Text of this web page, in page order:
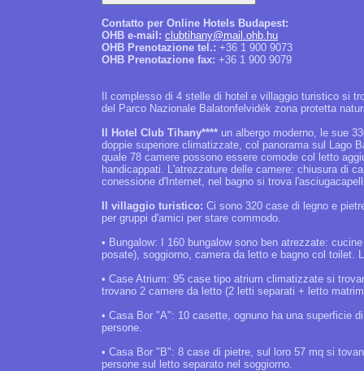
Contatto per Online Hotels Budapest:
OHB e-mail: clubtihany@mail.ohb.hu
OHB Prenotazione tel.: +36 1 900 9073
OHB Prenotazione fax: +36 1 900 9079
Il complesso di 4 stelle di hotel e villaggio turistico si
del Parco Nazionale Balatonfelvidék zona protetta
Il Hotel Club Tihany**** un albergo moderno, le sue
doppie superiore climatizzate, col panorama sul Lago
quale 78 camere possono essere comode col letto
handicappati. L'atrezzature delle camere: chiusura di
conessione d'Internet, nel bagno si trova
Il villaggio turistico: Ci sono 320 case di legno e
per gruppi d'amici per stare commodo.
• Bungalow: I 160 bungalow sono ben atrezzate:
posate), soggiorno, camera da letto e bagno col toilet.
• Case Atrium: 95 case tipo atrium climatizzate si
trovano 2 camere da letto (2 letti separati + letto
• Casa Bor "A": 10 casette, ognuno ha una superficie
persone.
• Casa Bor "B": 8 case di pietre, sul loro 57 mq si
persone sul letto separato nel soggiorno.